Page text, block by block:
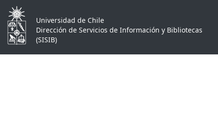
Universidad de Chile
Dirección de Servicios de Información y Bibliotecas
(SISIB)